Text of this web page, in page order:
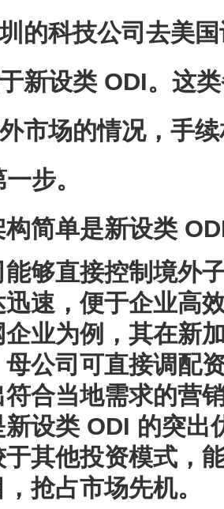
的科技公司去美
新设类 ODI。这
市场的情况，手
步。
构简单是新设类
能够直接控制境外
迅速，便于企业高
企业为例，其在新
母公司可直接调配
符合当地需求的营
新设类 ODI 的突出
于其他投资模式，
抢占市场先机。